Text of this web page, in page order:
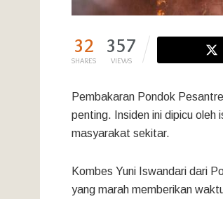
32
SHARES
357
VIEWS
Pembakaran Pondok
penting. Insiden ini dipicu oleh
masyarakat sekitar.
Kombes Yuni Iswandari dari
yang marah memberikan